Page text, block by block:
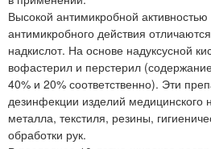
Высокой антимикробной
антимикробного действия
надкислот. На основе надуксусной
вофастерил и перстерил
40% и 20% соответственно). Эти
дезинфекции изделий медицинского
металла, текстиля, резины,
обработки рук.